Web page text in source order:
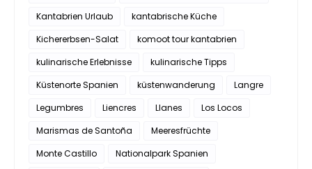
Kantabrien Urlaub
kantabrische Küche
Kichererbsen-Salat
komoot tour kantabrien
kulinarische Erlebnisse
kulinarische Tipps
Küstenorte Spanien
küstenwanderung
Langre
Legumbres
Liencres Llanes
Los Locos
Marismas de Santoña
Meeresfrüchte
Monte Castillo
Nationalpark Spanien